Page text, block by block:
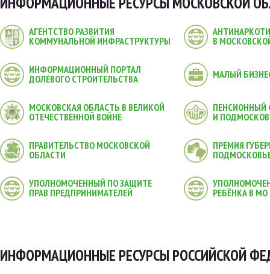
АГЕНТСТВО РАЗВИТИЯ
КОММУНАЛЬНОЙ ИНФРАСТРУКТУРЫ
В
ИНФОРМАЦИОННЫЙ ПОРТАЛ
ДОЛЕВОГО СТРОИТЕЛЬСТВА
МАЛЫЙ
МОСКОВСКАЯ ОБЛАСТЬ В ВЕЛИКОЙ
ОТЕЧЕСТВЕННОЙ ВОЙНЕ
И
ПРАВИТЕЛЬСТВО МОСКОВСКОЙ
ОБЛАСТИ
ПРЕМИЯ
УПОЛНОМОЧЕННЫЙ ПО ЗАЩИТЕ
ПРАВ ПРЕДПРИНИМАТЕЛЕЙ
РЕБЁНКА В МО
ИНФОРМАЦИОННЫЕ РЕСУРСЫ РОССИЙСКОЙ